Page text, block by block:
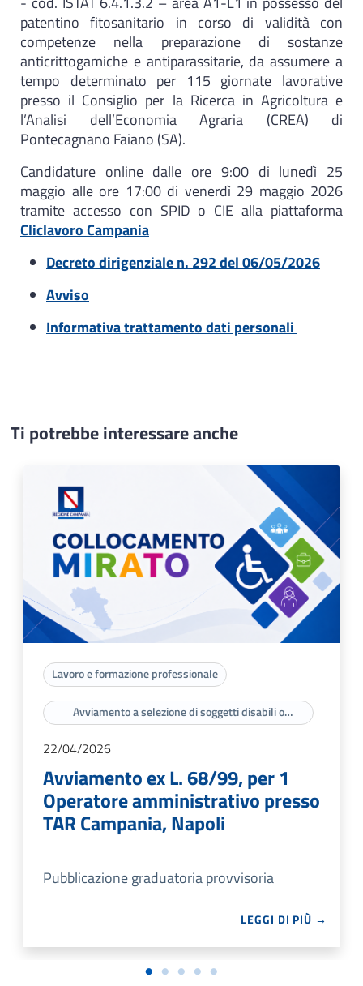
patentino fitosanitario in corso di validità con
competenze nella preparazione di sostanze
anticrittogamiche e antiparassitarie, da assumere a
tempo determinato per 115 giornate lavorative
presso il Consiglio per la Ricerca in Agricoltura e
l’Analisi dell’Economia Agraria (CREA) di
Pontecagnano Faiano (SA).
Candidature online dalle ore 9:00 di lunedì 25
maggio alle ore 17:00 di venerdì 29 maggio 2026
tramite accesso con SPID o CIE alla piattaforma
Cliclavoro Campania
Decreto dirigenziale n. 292 del 06/05/2026
Avviso
Informativa trattamento dati personali
Ti potrebbe interessare anche
Lavoro e formazione professionale
Avviamento a selezione di soggetti disabili o
appartenenti a categorie protette di cui agli artt. 3 e
22/04/2026
Avviamento ex L. 68/99, per 1
Operatore amministrativo presso
TAR Campania, Napoli
Pubblicazione graduatoria provvisoria
LEGGI DI PIÙ →